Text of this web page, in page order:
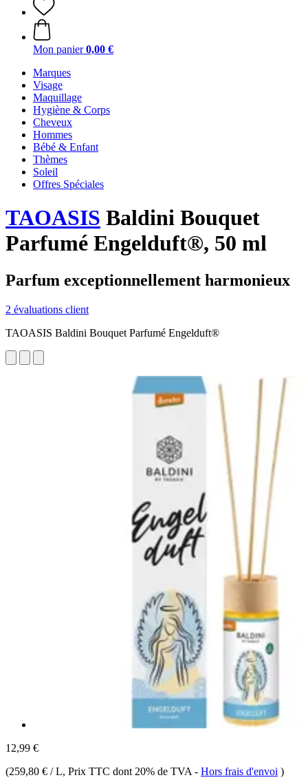
Mon panier 0,00 €
Marques
Visage
Maquillage
Hygiène & Corps
Cheveux
Hommes
Bébé & Enfant
Thèmes
Soleil
Offres Spéciales
TAOASIS Baldini Bouquet
Parfumé Engelduft®, 50 ml
Parfum exceptionnellement harmonieux
2 évaluations client
TAOASIS Baldini Bouquet Parfumé Engelduft®
12,99 €
(259,80 € / L, Prix TTC dont 20% de TVA - Hors frais d'envoi )